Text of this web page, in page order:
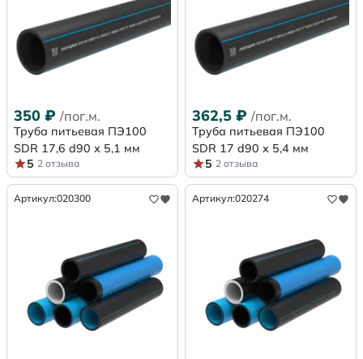
350 ₽ /пог.м.
Труба питьевая ПЭ100
SDR 17,6 d90 х 5,1 мм
5 2 отзыва
362,5 ₽ /пог.м.
Труба питьевая ПЭ100
SDR 17 d90 х 5,4 мм
5 2 отзыва
Артикул:020300 Артикул:020274